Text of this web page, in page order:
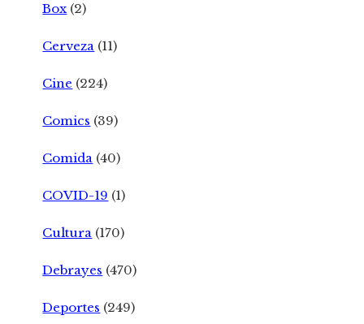
Box (2)
Cerveza (11)
Cine (224)
Comics (39)
Comida (40)
COVID-19 (1)
Cultura (170)
Debrayes (470)
Deportes (249)